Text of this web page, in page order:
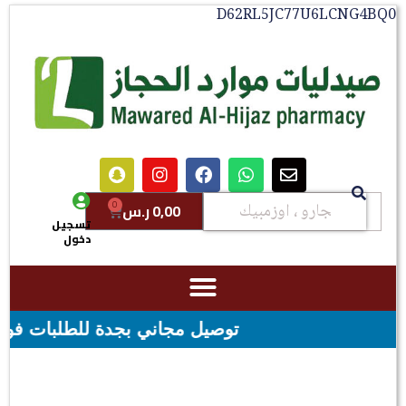
D62RL5JC77U6LCNG4BQ0
0,00ر.س 0
تسجيل
دخول
توصيل مجاني بجدة للطلبات فوق قيمه ال ١٠٠ ريال - شحن مجاني لقيمه اكثر من ٢٩٩